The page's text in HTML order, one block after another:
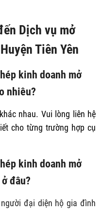
Dịch vụ mở
Tiên Yên
kinh doanh mở
nhiêu?
nhau. Vui lòng liên hệ
cho từng trường hợp cụ
kinh doanh mở
đâu?
đại diện hộ gia đình